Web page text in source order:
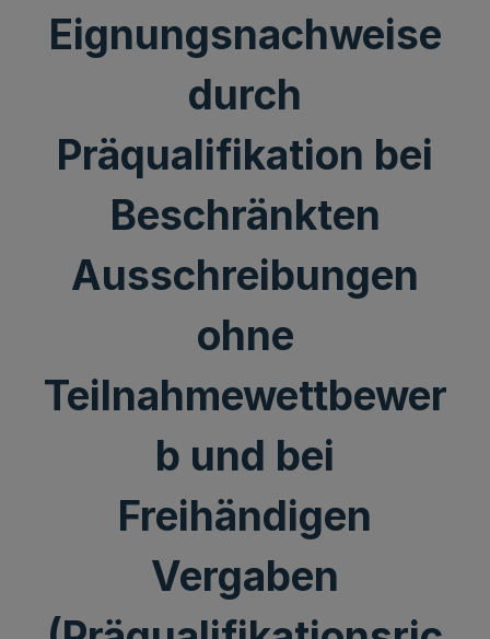
Eignungsnachweise
durch
Präqualifikation bei
Beschränkten
Ausschreibungen
ohne
Teilnahmewettbewer
b und bei
Freihändigen
Vergaben